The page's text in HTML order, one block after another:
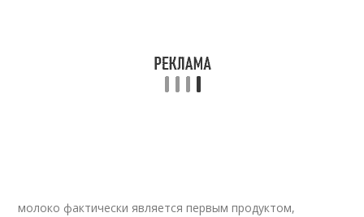
молоко фактически является первым продуктом,